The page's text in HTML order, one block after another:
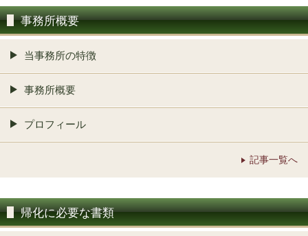
事務所概要
当事務所の特徴
事務所概要
プロフィール
記事一覧へ
帰化に必要な書類